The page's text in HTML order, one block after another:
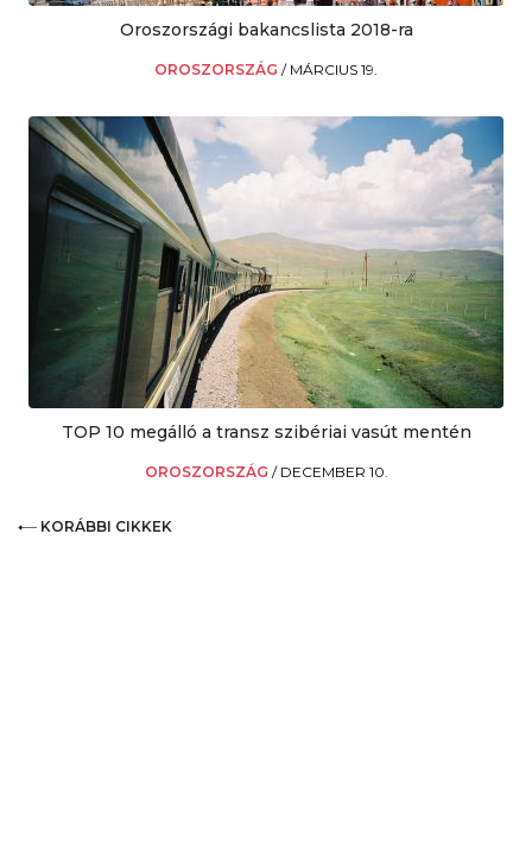
Oroszországi bakancslista 2018-ra
OROSZORSZÁG / MÁRCIUS 19.
TOP 10 megálló a transz szibériai vasút mentén
OROSZORSZÁG / DECEMBER 10.
KORÁBBI CIKKEK